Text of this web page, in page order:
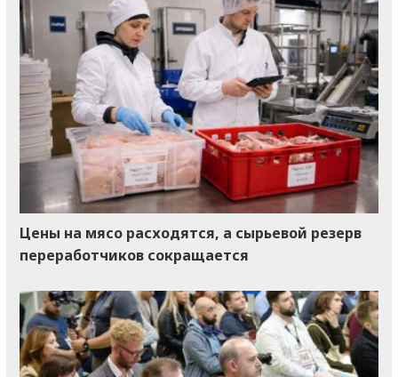
Цены на мясо расходятся, а сырьевой резерв
переработчиков сокращается